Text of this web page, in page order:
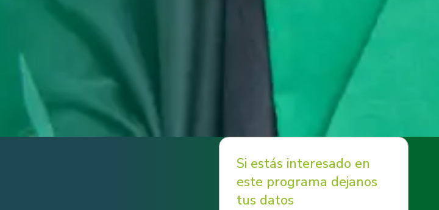
Si estás interesado en
este programa dejanos
tus datos